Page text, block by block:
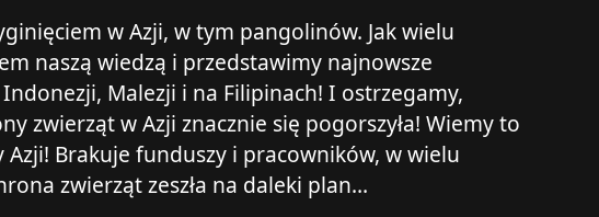
w Azji, w tym pangolinów. Jak wielu
naszą wiedzą i przedstawimy najnowsze
Malezji i na Filipinach! I ostrzegamy,
zwierząt w Azji znacznie się pogorszyła! Wiemy to
Brakuje funduszy i pracowników, w wielu
zwierząt zeszła na daleki plan…